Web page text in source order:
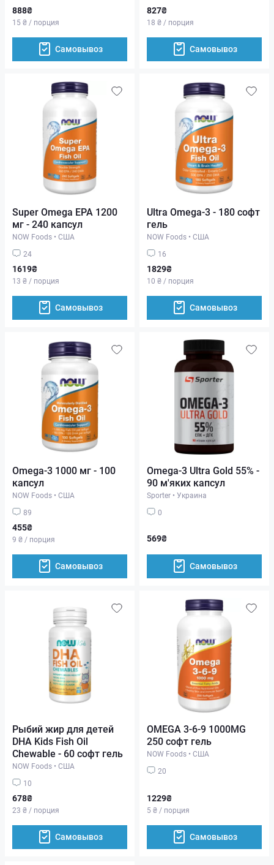
888₴
15 ₴ / порция
Самовывоз
827₴
18 ₴ / порция
Самовывоз
Super Omega EPA 1200
мг - 240 капсул
NOW Foods • США
24
1619₴
13 ₴ / порция
Самовывоз
Ultra Omega-3 - 180 софт
гель
NOW Foods • США
16
1829₴
10 ₴ / порция
Самовывоз
Omega-3 1000 мг - 100
капсул
NOW Foods • США
89
455₴
9 ₴ / порция
Самовывоз
Omega-3 Ultra Gold 55% -
90 м'яких капсул
Sporter • Украина
0
569₴
Самовывоз
Рыбий жир для детей
DHA Kids Fish Oil
Chewable - 60 софт гель
NOW Foods • США
10
678₴
23 ₴ / порция
Самовывоз
OMEGA 3-6-9 1000MG
250 софт гель
NOW Foods • США
20
1229₴
5 ₴ / порция
Самовывоз